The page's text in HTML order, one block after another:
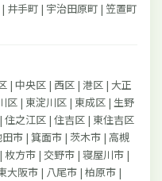
井手町 | 宇治田原町 | 笠置町
| 中央区 | 西区 | 港区 | 大正
区 | 東淀川区 | 東成区 | 生野
住之江区 | 住吉区 | 東住吉区
市 | 箕面市 | 茨木市 | 高槻
方市 | 交野市 | 寝屋川市 |
大阪市 | 八尾市 | 柏原市 |